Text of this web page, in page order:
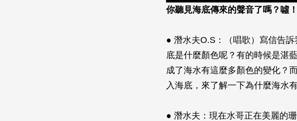
你聽見海底傳來的聲音了嗎？噓
● 潛水夫O.S：（唱歌）寫信告
底是什麼顏色呢？有的時候是湛
成了海水有這麼多顏色的變化？
入海底，來了解一下為什麼海水
● 潛水夫：現在水哥正在美麗的